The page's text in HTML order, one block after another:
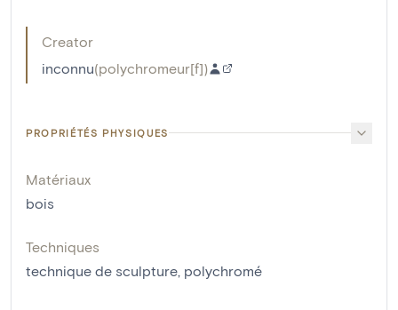
Creator
inconnu(polychromeur[f])
PROPRIÉTÉS PHYSIQUES
Matériaux
bois
Techniques
technique de sculpture polychromé